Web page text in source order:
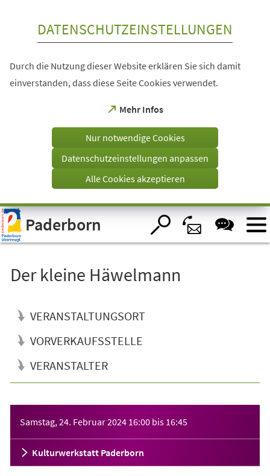
Visuelle
Assistenzsoftware
öffnen.
DATENSCHUTZEINSTELLUNGEN
Durch die Nutzung dieser Website erklären Sie sich damit
einverstanden, dass diese Seite Cookies verwendet.
Mehr Infos
(Öffnet
einem
Tab)
Nur notwendige Cookies
Datenschutzeinstellungen anpassen
Alle Cookies akzeptieren
Paderborn
Der kleine Häwelmann
VERANSTALTUNGSORT
VORVERKAUFSSTELLE
VERANSTALTER
Samstag, 24. Februar 2024 16:00 bis 16:45
Kulturwerkstatt Paderborn